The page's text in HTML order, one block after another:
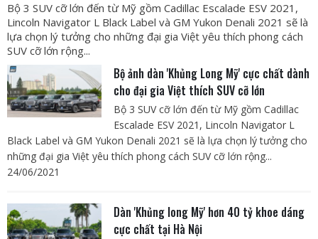
Bộ 3 SUV cỡ lớn đến từ Mỹ gồm Cadillac Escalade ESV 2021,
Lincoln Navigator L Black Label và GM Yukon Denali 2021 sẽ là
lựa chọn lý tưởng cho những đại gia Việt yêu thích phong cách
SUV cỡ lớn rộng...
Bộ ảnh dàn 'Khủng Long Mỹ' cực chất dành
cho đại gia Việt thích SUV cỡ lớn
Bộ 3 SUV cỡ lớn đến từ Mỹ gồm Cadillac
Escalade ESV 2021, Lincoln Navigator L
Black Label và GM Yukon Denali 2021 sẽ là lựa chọn lý tưởng cho
những đại gia Việt yêu thích phong cách SUV cỡ lớn rộng...
24/06/2021
Dàn 'Khủng long Mỹ' hơn 40 tỷ khoe dáng
cực chất tại Hà Nội